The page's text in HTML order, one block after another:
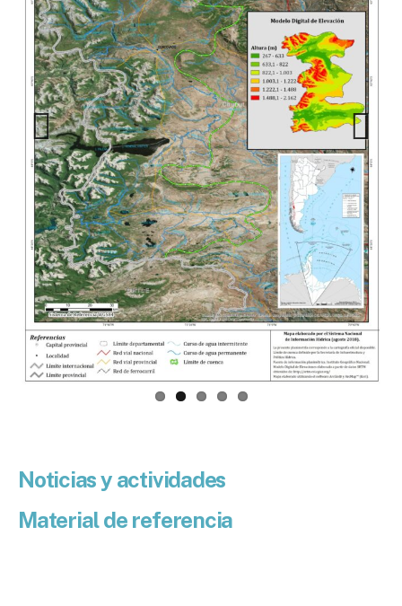
Previous Next
Noticias y actividades
Material de referencia